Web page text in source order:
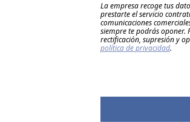
La empresa recoge tus
prestarte el servicio
comunicaciones
siempre te podrás oponer.
rectificación, supresión y
política de privacidad.